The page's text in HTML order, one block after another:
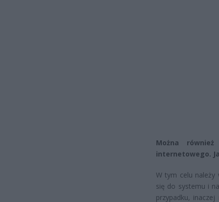
Można
internetowego.
W tym celu należy
się do systemu i
przypadku,